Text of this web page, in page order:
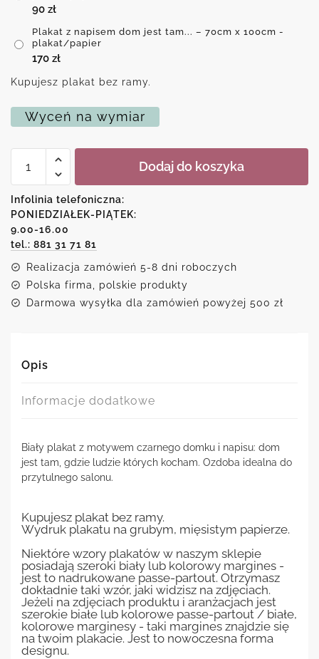
90 zł
Plakat z napisem dom jest tam... – 70cm x 100cm -
plakat/papier
170 zł
Kupujesz plakat bez ramy.
Wyceń na wymiar
Plakat
napisem
dom
jest
tam...
Dodaj do koszyka
Infolinia telefoniczna:
PONIEDZIAŁEK-PIĄTEK:
9.00-16.00
tel.: 881 31 71 81
Realizacja zamówień 5-8 dni roboczych
Polska firma, polskie produkty
Darmowa wysyłka dla zamówień powyżej 500 zł
Opis
Informacje dodatkowe
Biały plakat z motywem czarnego domku i napisu: dom
jest tam, gdzie ludzie których kocham. Ozdoba idealna do
przytulnego salonu.
Kupujesz plakat bez ramy.
Wydruk plakatu na grubym, mięsistym papierze.
Niektóre wzory plakatów w naszym sklepie
posiadają szeroki biały lub kolorowy margines -
jest to nadrukowane passe-partout. Otrzymasz
dokładnie taki wzór, jaki widzisz na zdjęciach.
Jeżeli na zdjęciach produktu i aranżacjach jest
szerokie białe lub kolorowe passe-partout / białe,
kolorowe marginesy - taki margines znajdzie się
na twoim plakacie. Jest to nowoczesna forma
designu.